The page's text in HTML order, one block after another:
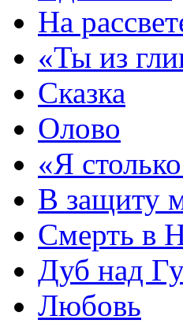
На
«Ты из
Сказка
Олово
«Я
В защиту
Смерть в
Дуб над
Любовь